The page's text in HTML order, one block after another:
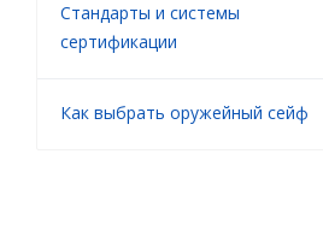
Стандарты и системы
сертификации
Как выбрать оружейный сейф